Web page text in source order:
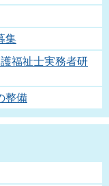
集
福祉士実務者研
整備